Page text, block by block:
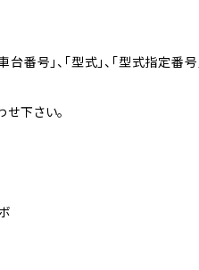
番号」、「型式」、「型式指定番号
下さい。